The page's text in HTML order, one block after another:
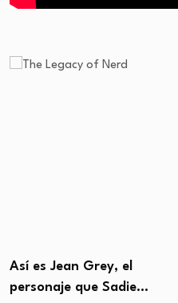
Así es Jean Grey, el
personaje que Sadie…